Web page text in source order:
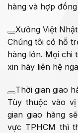
hàng và hợp
Xưởng Việt
Chúng tôi có hỗ
hàng lớn. Mọi chi
xin hãy liên hệ
Thời gian giao
Tùy thuộc vào
gian giao hàng
vực TPHCM thì